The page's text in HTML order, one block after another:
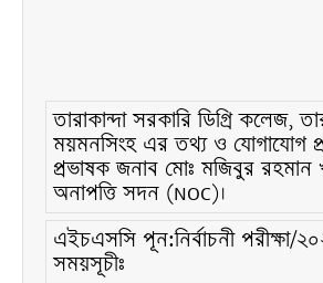
তারাকান্দা সরকারি ডিগ্রি কলেজ,
ময়মনসিংহ এর তথ্য ও যোগাযোগ
প্রভাষক জনাব মোঃ মজিবুর রহমান
অনাপত্তি সদন (NOC)।
এইচএসসি পূন:নির্বাচনী পরীক্ষা/
সময়সূচীঃ